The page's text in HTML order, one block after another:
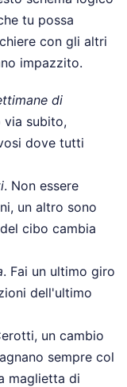
tu possa
con gli altri
impazzito.
di
via subito,
dove tutti
. Non essere
un altro sono
cibo cambia
. Fai un ultimo giro
dell'ultimo
un cambio
sempre col
maglietta di